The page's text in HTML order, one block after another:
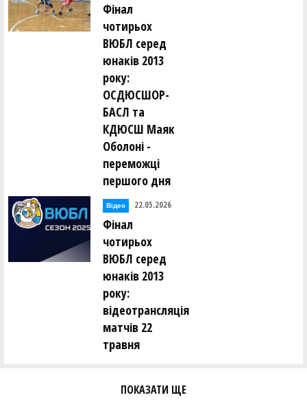
Фінал
чотирьох
ВЮБЛ серед
юнаків 2013
року:
ОСДЮСШОР-
БАСЛ та
КДЮСШ Маяк
Оболоні -
переможці
першого дня
Відео 22.05.2026
Фінал
чотирьох
ВЮБЛ серед
юнаків 2013
року:
відеотрансляція
матчів 22
травня
ПОКАЗАТИ ЩЕ